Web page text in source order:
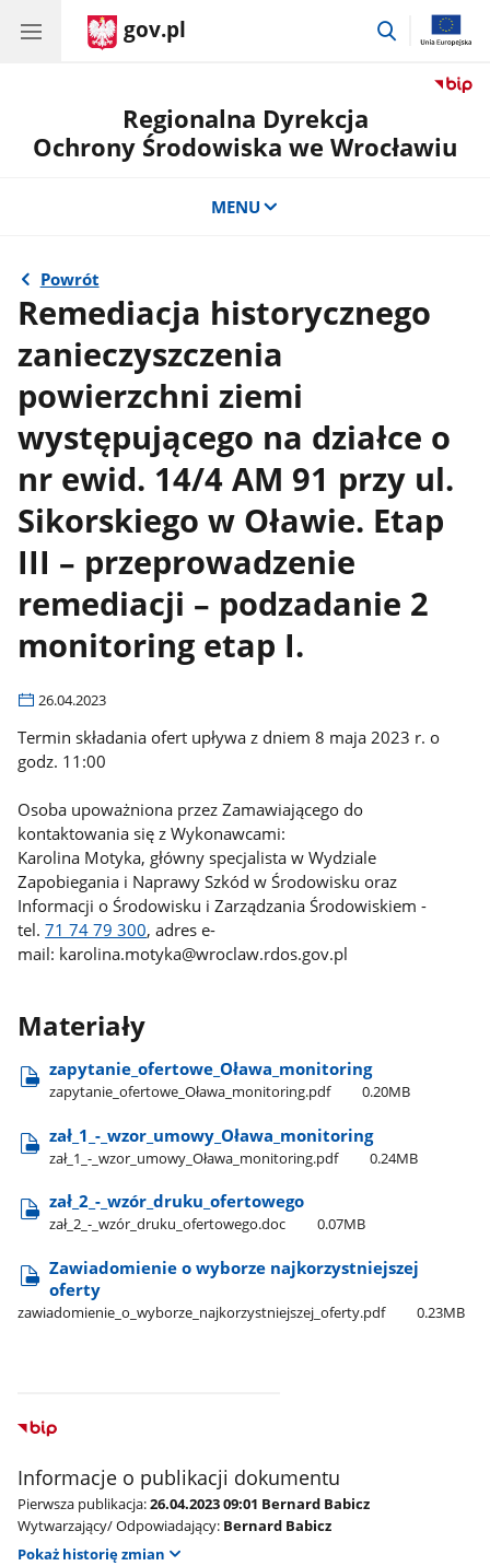
gov.pl
przejdź
Regionalna Dyrekcja
Ochrony Środowiska we Wrocławiu
MENU
Powrót
Remediacja historycznego
zanieczyszczenia
powierzchni ziemi
występującego na działce o
nr ewid. 14/4 AM 91 przy ul.
Sikorskiego w Oławie. Etap
III – przeprowadzenie
remediacji – podzadanie 2
monitoring etap I.
26.04.2023
Termin składania ofert upływa z dniem 8 maja 2023 r. o
godz. 11:00
Osoba upoważniona przez Zamawiającego do
kontaktowania się z Wykonawcami:
Karolina Motyka, główny specjalista w Wydziale
Zapobiegania i Naprawy Szkód w Środowisku oraz
Informacji o Środowisku i Zarządzania Środowiskiem -
tel.71 74 79 300, adres e-
mail: karolina.motyka@wroclaw.rdos.gov.pl
Materiały
zapytanie​_ofertowe​_Oława​_monitoring
zapytanie​_ofertowe​_Oława​_monitoring.pdf 0.20MB
zał​_1​_-​_wzor​_umowy​_Oława​_monitoring
zał​_1​_-​_wzor​_umowy​_Oława​_monitoring.pdf 0.24MB
zał​_2​_-​_wzór​_druku​_ofertowego
zał​_2​_-​_wzór​_druku​_ofertowego.doc 0.07MB
Zawiadomienie o wyborze najkorzystniejszej
oferty
zawiadomienie​_o​_wyborze​_najkorzystniejszej​_oferty.pdf 0.23MB
Informacje o publikacji dokumentu
Pierwsza publikacja:26.04.2023 09:01 Bernard Babicz
Wytwarzający/ Odpowiadający: Bernard Babicz
Pokaż historię zmian